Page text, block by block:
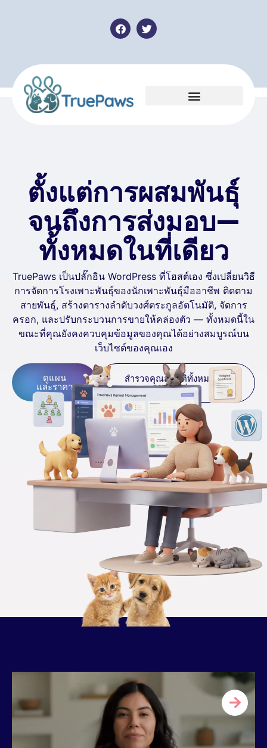
ตั้งแต่การผสมพันธุ์
จนถึงการส่งมอบ—
ทั้งหมดในที่เดียว
TruePaws เป็นปลั๊กอิน WordPress ที่โฮสต์เอง ซึ่งเปลี่ยนวิธี
การจัดการโรงเพาะพันธุ์ของนักเพาะพันธุ์มืออาชีพ ติดตาม
สายพันธุ์, สร้างตารางลำดับวงศ์ตระกูลอัตโนมัติ, จัดการ
ครอก, และปรับกระบวนการขายให้คล่องตัว — ทั้งหมดนี้ใน
ขณะที่คุณยังคงควบคุมข้อมูลของคุณได้อย่างสมบูรณ์บน
เว็บไซต์ของคุณเอง
ดูแผน
และราคา
สำรวจคุณสมบัติทั้งหมด 25
รายการก่อน